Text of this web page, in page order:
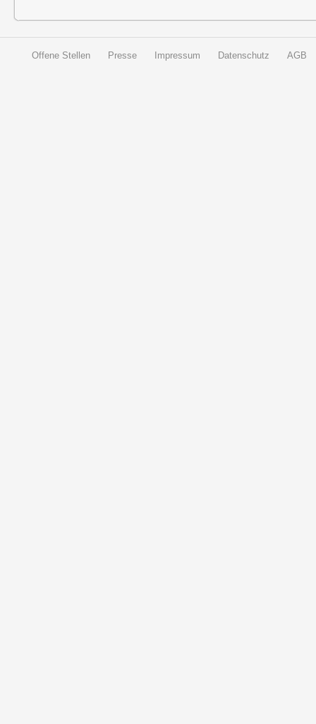
Offene Stellen Presse Impressum Datenschutz AGB